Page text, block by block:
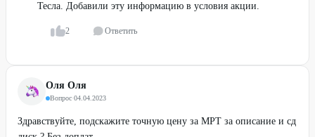
Тесла. Добавили эту информацию в условия акции.
2 Ответить
Оля Оля
Вопрос·04.04.2023
Здравствуйте, подскажите точную цену за МРТ за описание и сд